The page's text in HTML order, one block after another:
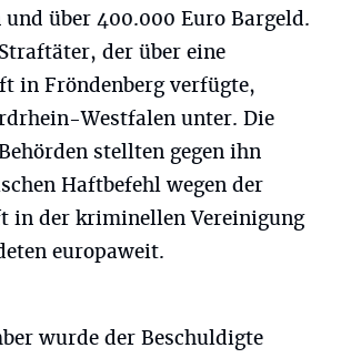
und über 400.000 Euro Bargeld.
der über eine
in Fröndenberg verfügte,
Westfalen unter. Die
stellten gegen ihn
Haftbefehl wegen der
in der kriminellen Vereinigung
europaweit.
wurde der Beschuldigte